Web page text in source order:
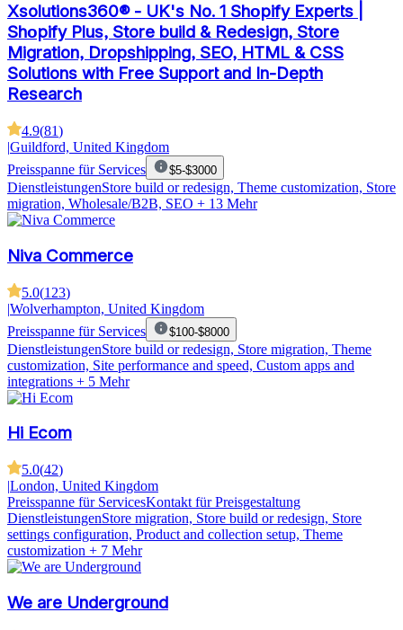
Xsolutions360® - UK's No. 1 Shοpify Experts |
Shοpify Plus, Store build & Redesign, Store
Migration, Dropshipping, SEO, HTML & CSS
Solutions with Free Support and In-Depth
Research
4.9(81)
|Guildford, United Kingdom
Preisspanne für Services
$5-$3000
DienstleistungenStore build or redesign, Theme customization, Store
migration, Wholesale/B2B, SEO + 13 Mehr
Niva Commerce
5.0(123)
|Wolverhampton, United Kingdom
Preisspanne für Services
$100-$8000
DienstleistungenStore build or redesign, Store migration, Theme
customization, Site performance and speed, Custom apps and
integrations + 5 Mehr
Hi Ecom
5.0(42)
|London, United Kingdom
Preisspanne für ServicesKontakt für Preisgestaltung
DienstleistungenStore migration, Store build or redesign, Store
settings configuration, Product and collection setup, Theme
customization + 7 Mehr
We are Underground